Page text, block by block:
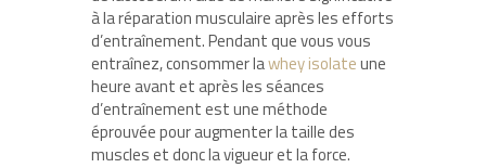
à la réparation musculaire après les efforts
d’entraînement. Pendant que vous vous
entraînez, consommer lawhey isolateune
heure avant et après les séances
d’entraînement est une méthode
éprouvée pour augmenter la taille des
muscles et donc la vigueur et la force.